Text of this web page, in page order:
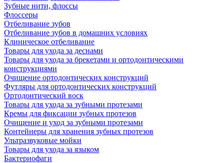
Зубные нити, флоссы
Флоссеры
Отбеливание зубов
Отбеливание зубов в домашних условиях
Клиническое отбеливание
Товары для ухода за деснами
Товары для ухода за брекетами и ортодонтическими
конструкциями
Очищение ортодонтических конструкций
Футляры для ортодонтических конструкций
Ортодонтический воск
Товары для ухода за зубными протезами
Кремы для фиксации зубных протезов
Очищение и уход за зубными протезами
Контейнеры для хранения зубных протезов
Ультразвуковые мойки
Товары для ухода за языком
Бактериофаги